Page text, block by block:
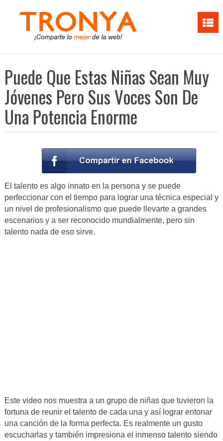
Puede Que Estas Niñas Sean Muy
Jóvenes Pero Sus Voces Son De
Una Potencia Enorme
El talento es algo innato en la persona y se puede
perfeccionar con el tiempo para lograr una técnica especial y
un nivel de profesionalismo que puede llevarte a grandes
escenarios y a ser reconocido mundialmente, pero sin
talento nada de eso sirve.
Este video nos muestra a un grupo de niñas que tuvieron la
fortuna de reunir el talento de cada una y así lograr entonar
una canción de la forma perfecta. Es realmente un gusto
escucharlas y también impresiona el inmenso talento siendo